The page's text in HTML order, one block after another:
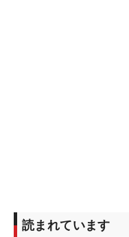
読まれています